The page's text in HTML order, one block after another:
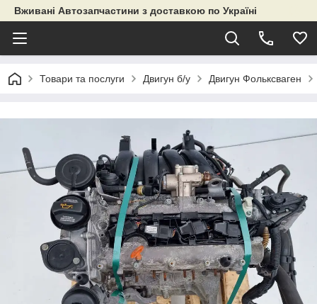
Вживані Автозапчастини з доставкою по Україні
Товари та послуги Двигун б/у Двигун Фольксваген